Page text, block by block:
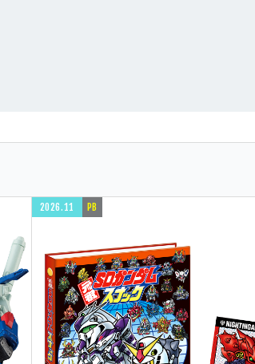
2026.11 PB